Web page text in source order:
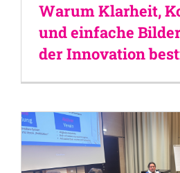
Warum Klarheit,
und einfache
der Innovation